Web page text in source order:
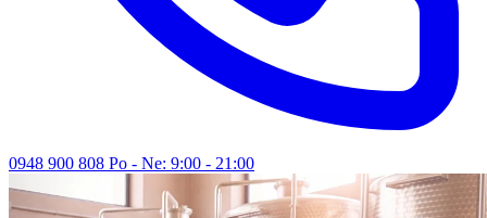
0948 900 808 Po - Ne: 9:00 - 21:00